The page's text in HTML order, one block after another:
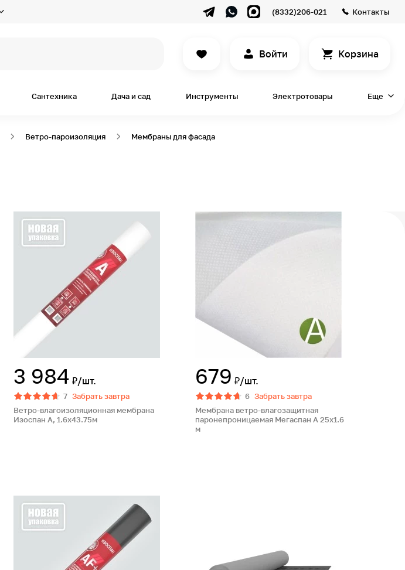
(8332)206-021 Контакты
Войти Корзина
Сантехника Дача и сад Инструменты Электротовары Еще
Ветро-пароизоляция Мембраны для фасада
3 984 ₽/шт.
7 Забрать завтра
Ветро-влагоизоляционная мембрана
Изоспан A, 1.6х43.75м
679 ₽/шт.
6 Забрать завтра
Мембрана ветро-влагозащитная
паронепроницаемая Мегаспан A 25х1.6
м